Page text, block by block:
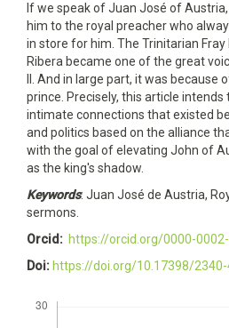
If we speak of Juan José of
him to the royal preacher who
in store for him. The Trinitarian Fray
Ribera became one of the great
II. And in large part, it was because
prince. Precisely, this article
intimate connections that existed
and politics based on the alliance
with the goal of elevating John of
as the king's shadow.
Keywords: Juan José de Austria,
sermons.
Orcid: https://orcid.org/0000-
Doi: https://doi.org/10.17398/2340-